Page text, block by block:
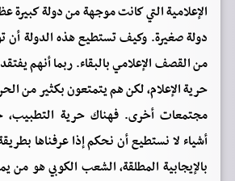
الإعلامية التي كانت موجهة من دولة
دولة صغيرة. وكيف تستطيع هذه الدولة أن
من القصف الإعلامي بالبقاء. ربما أنهم
حرية الإعلام، لكن هم يتمتعون بكثير من
مجتمعات أخرى. فهناك حرية التطبيب،
أشياء لا نستطيع أن نحكم إذا عرفناها
بالإيجابية المطلقة، الشعب الكوبي هو من